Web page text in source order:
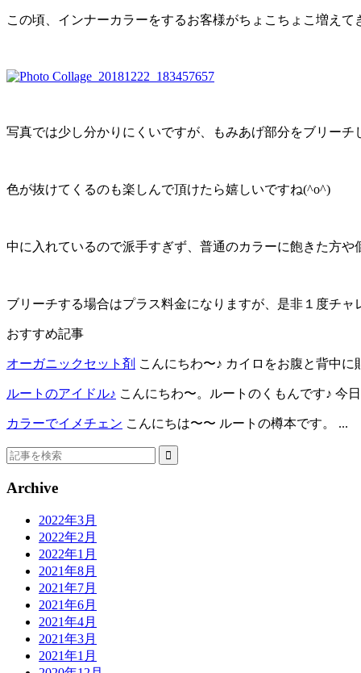
この頃、インナーカラーをするお客様がちょこちょこ増えて
写真では少し分かりにくいですが、もみあげ部分をブリーチ
色が抜けてくるのも楽しんで頂けたら嬉しいですね(^o^)
中に入れているので派手すぎず、普通のカラーに飽きた方
ブリーチする場合はプラス料金になりますが、是非１度チ
おすすめ記事
オーガニックセット剤 こんにちわ〜♪ カイロをお腹と背中に
ルートのアイドル♪ こんにちわ〜。ルートのくもんです♪ 今
カラーでイメチェン こんにちは〜〜 ルートの樽本です。 ...
Archive
2022年3月
2022年2月
2022年1月
2021年8月
2021年7月
2021年6月
2021年4月
2021年3月
2021年1月